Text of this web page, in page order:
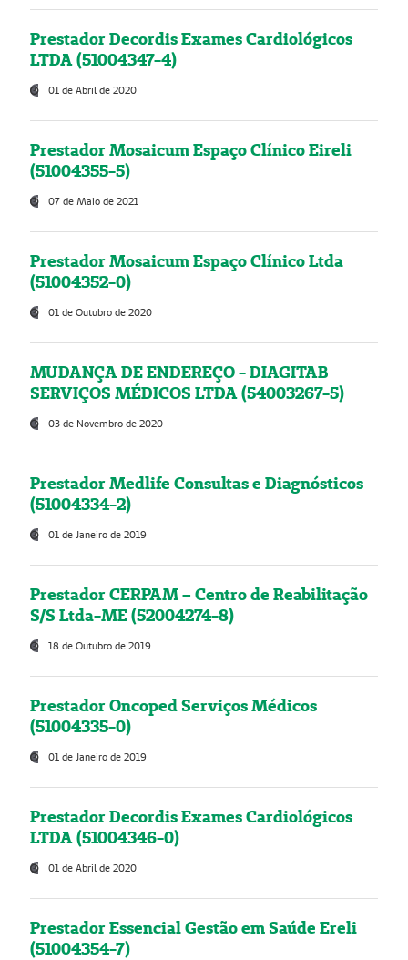
Prestador Decordis Exames Cardiológicos
LTDA (51004347-4)
01 de Abril de 2020
Prestador Mosaicum Espaço Clínico Eireli
(51004355-5)
07 de Maio de 2021
Prestador Mosaicum Espaço Clínico Ltda
(51004352-0)
01 de Outubro de 2020
MUDANÇA DE ENDEREÇO - DIAGITAB
SERVIÇOS MÉDICOS LTDA (54003267-5)
03 de Novembro de 2020
Prestador Medlife Consultas e Diagnósticos
(51004334-2)
01 de Janeiro de 2019
Prestador CERPAM – Centro de Reabilitação
S/S Ltda-ME (52004274-8)
18 de Outubro de 2019
Prestador Oncoped Serviços Médicos
(51004335-0)
01 de Janeiro de 2019
Prestador Decordis Exames Cardiológicos
LTDA (51004346-0)
01 de Abril de 2020
Prestador Essencial Gestão em Saúde Ereli
(51004354-7)